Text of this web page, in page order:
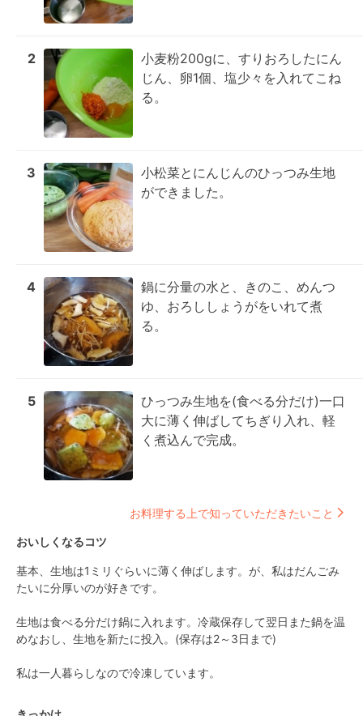
2
小麦粉200gに、すりおろしたにん
じん、卵1個、塩少々を入れてこね
る。
3
小松菜とにんじんのひっつみ生地
ができました。
4
鍋に分量の水と、きのこ、めんつ
ゆ、おろししょうがをいれて煮
る。
5
ひっつみ生地を(食べる分だけ)一口
大に薄く伸ばしてちぎり入れ、軽
く煮込んで完成。
お料理する上で知っていただきたいこと
おいしくなるコツ
基本、生地は1ミリぐらいに薄く伸ばします。が、私はだんごみ
たいに分厚いのが好きです。
生地は食べる分だけ鍋に入れます。冷蔵保存して翌日また鍋を温
めなおし、生地を新たに投入。(保存は2～3日まで)
私は一人暮らしなので冷凍しています。